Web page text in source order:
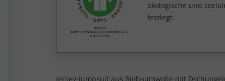
ökologische und
festlegt.
Jersey-Jumpsuit aus Biobaumwolle mit